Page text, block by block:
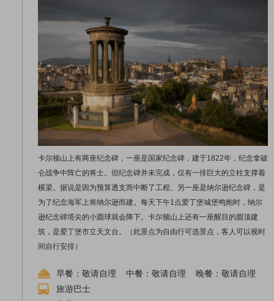
卡尔顿山上有两座纪念碑，一座是国家纪念碑，建于1822年，纪念拿破
仑战争中阵亡的将士。但纪念碑并未完成，仅有一排巨大的立柱支撑着
横梁。据说是因为预算透支而中断了工程。另一座是纳尔逊纪念碑，是
为了纪念海军上将纳尔逊而建。每天下午1点爱丁堡城堡鸣炮时，纳尔
逊纪念碑塔尖的小圆球就会降下。卡尔顿山上还有一座醒目的圆顶建
筑，是爱丁堡市立天文台。（此景点为自由行可选景点，客人可以视时
间自行安排）
早餐：敬请自理 中餐：敬请自理 晚餐：敬请自理
旅游巴士